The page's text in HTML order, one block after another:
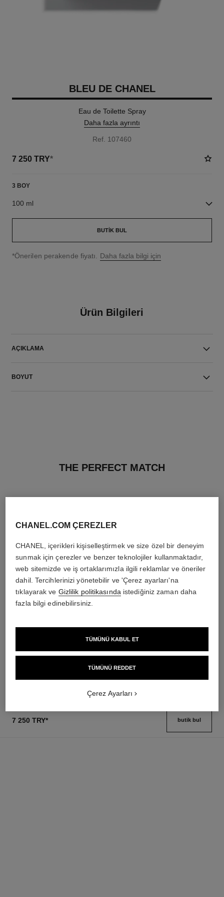
BLEU DE CHANEL
Eau de Toilette Spray
Daha fazla ayrıntı
Ref. 107460
7 250 TRY*
3 BOY
100 ml
BUTIK BUL
↩
*Önerilen perakende fiyatı. Daha fazla bilgi için
Ürün Bilgileri
AÇIKLAMA
BOYUT
THE PERFECT MATCH
Ref. 133850
Ref. 107970
Detayları görüntüle
7 250 TRY* butik bul
CHANEL.COM ÇEREZLER
CHANEL, içerikleri kişiselleştirmek ve size özel bir deneyim
sunmak için çerezler ve benzer teknolojiler kullanmaktadır,
web sitemizde ve iş ortaklarımızla ilgili reklamlar ve öneriler
dahil. Tercihlerinizi yönetebilir ve 'Çerez ayarları'na
tıklayarak ve Gizlilik politikasında istediğiniz zaman daha
fazla bilgi edinebilirsiniz.
TÜMÜNÜ REDDET
TÜMÜNÜ KABUL ET
Çerez Ayarları